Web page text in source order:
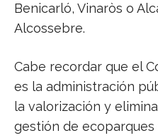
Benicarló, Vinaròs o
Alcossebre.
Cabe recordar que el
es la administración
la valorización y
gestión de